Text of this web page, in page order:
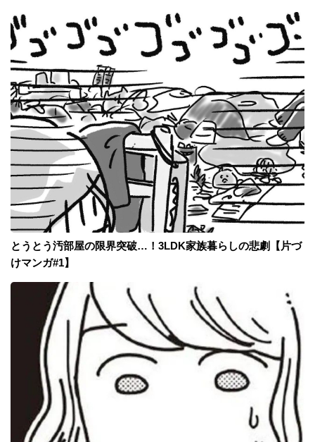
とうとう汚部屋の限界突破…！3LDK家族暮らしの悲劇【片づ
けマンガ#1】